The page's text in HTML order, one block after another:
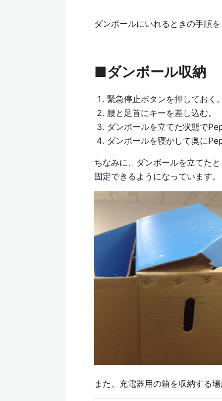
ダンボールにいれるときの手順を
■ダンボール収納
緊急停止ボタンを押しておく
腰と足首にキーを差し込む。
ダンボールを立てた状態で
ダンボールを寝かして奥に
ちなみに、ダンボールを立てた
固定できるようになっています。
また、充電器用の箱を収納する